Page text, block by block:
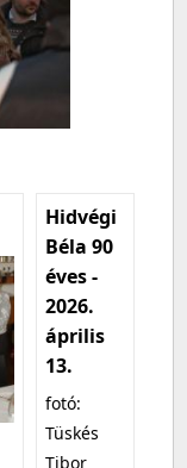
Hidvégi
Béla 90
éves -
2026.
április
13.
fotó:
Tüskés
Tibor